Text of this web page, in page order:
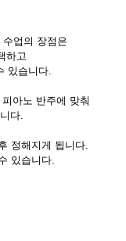
업의 장점은
하고
있습니다.
아노 반주에 맞춰
다.
정해지게 됩니다.
있습니다.